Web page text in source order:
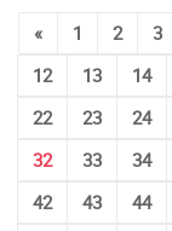
« 1 2 3
12
13 14
22
23 24
32
33 34
42
43 44